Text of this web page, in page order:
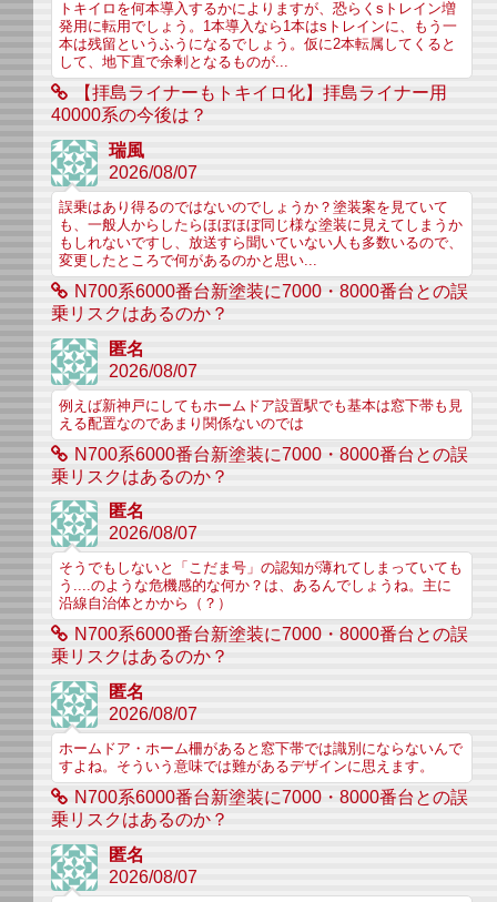
トキイロを何本導入するかによりますが、恐らくsトレイン増
発用に転用でしょう。1本導入なら1本はsトレインに、もう一
本は残留というふうになるでしょう。仮に2本転属してくると
して、地下直で余剰となるものが...
【拝島ライナーもトキイロ化】拝島ライナー用
40000系の今後は？
瑞風
2026/08/07
誤乗はあり得るのではないのでしょうか？塗装案を見ていて
も、一般人からしたらほぼほぼ同じ様な塗装に見えてしまうか
もしれないですし、放送すら聞いていない人も多数いるので、
変更したところで何があるのかと思い...
N700系6000番台新塗装に7000・8000番台との誤
乗リスクはあるのか？
匿名
2026/08/07
例えば新神戸にしてもホームドア設置駅でも基本は窓下帯も見
える配置なのであまり関係ないのでは
N700系6000番台新塗装に7000・8000番台との誤
乗リスクはあるのか？
匿名
2026/08/07
そうでもしないと「こだま号」の認知が薄れてしまっていても
う....のような危機感的な何か？は、あるんでしょうね。主に
沿線自治体とかから（？）
N700系6000番台新塗装に7000・8000番台との誤
乗リスクはあるのか？
匿名
2026/08/07
ホームドア・ホーム柵があると窓下帯では識別にならないんで
すよね。そういう意味では難があるデザインに思えます。
N700系6000番台新塗装に7000・8000番台との誤
乗リスクはあるのか？
匿名
2026/08/07